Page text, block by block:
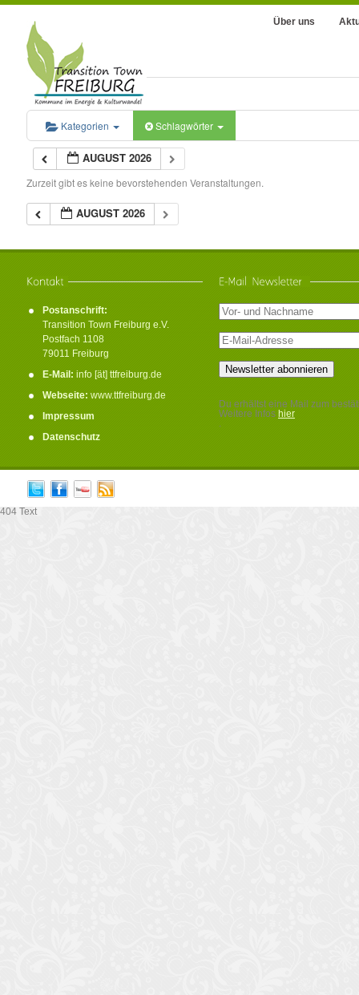
Über uns
Kategorien Schlagwörter
AUGUST 2026
Zurzeit gibt es keine bevorstehenden Veranstaltungen.
AUGUST 2026
Postanschrift:
Transition Town Freiburg e.V.
Postfach 1108
79011 Freiburg
E-Mail: info [ät] ttfreiburg.de
Webseite: www.ttfreiburg.de
Impressum
Datenschutz
Du erhältst eine Mail zum
Weitere Infos hier
.
404 Text